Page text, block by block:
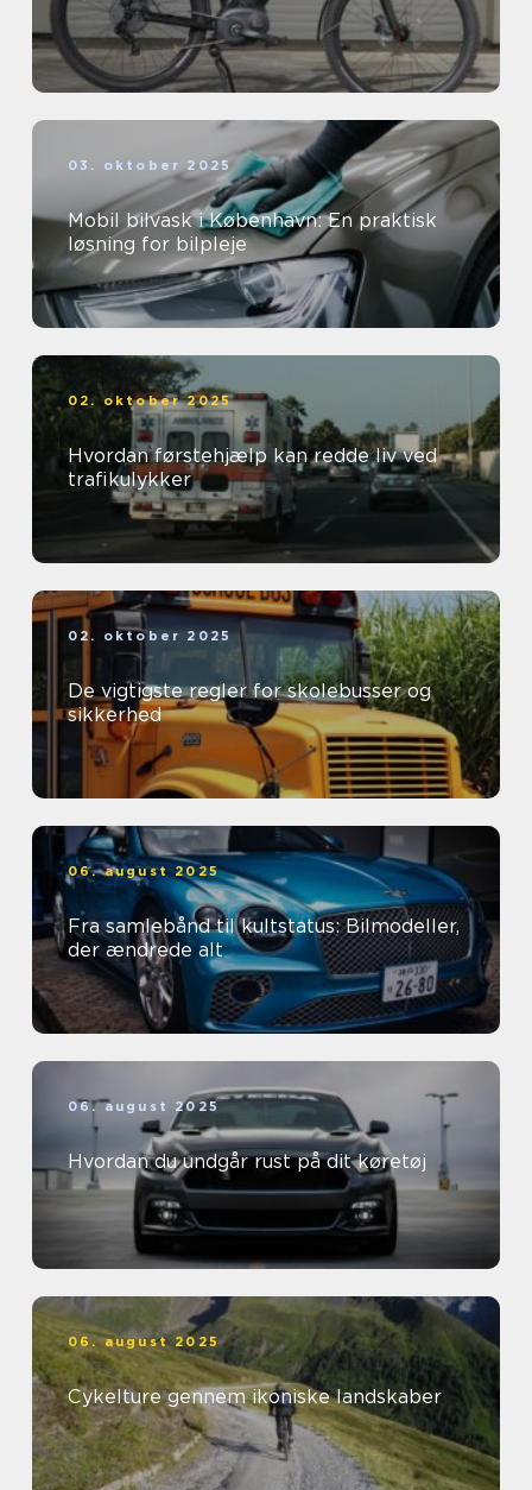
03. oktober 2025
Mobil bilvask i København: En praktisk
løsning for bilpleje
02. oktober 2025
Hvordan førstehjælp kan redde liv ved
trafikulykker
02. oktober 2025
De vigtigste regler for skolebusser og
sikkerhed
06. august 2025
Fra samlebånd til kultstatus: Bilmodeller,
der ændrede alt
06. august 2025
Hvordan du undgår rust på dit køretøj
06. august 2025
Cykelture gennem ikoniske landskaber